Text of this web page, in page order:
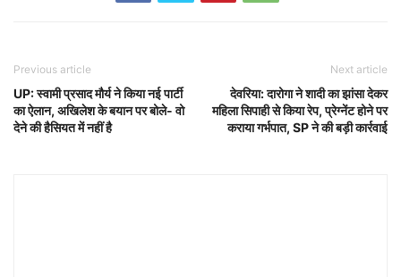
Previous article
UP: स्वामी प्रसाद मौर्य ने किया नई पार्टी
का ऐलान, अखिलेश के बयान पर बोले- वो
देने की हैसियत में नहीं है
Next article
देवरिया: दारोगा ने शादी का झांसा देकर
महिला सिपाही से किया रेप, प्रेग्नेंट होने पर
कराया गर्भपात, SP ने की बड़ी कार्रवाई